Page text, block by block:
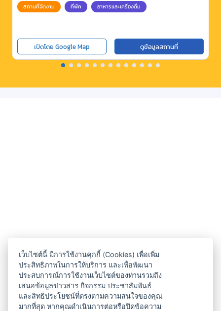
สถานที่จัดงาน ที่พัก อาหารและเครื่องดื่ม
เปิดโดย Google Map ดูข้อมูลสถานที่
เว็บไซต์นี้ มีการใช้งานคุกกี้ (Cookies) เพื่อเพิ่ม
ประสิทธิภาพในการให้บริการ และเพื่อพัฒนา
ประสบการณ์การใช้งานเว็บไซต์ของท่านรวมถึง
เสนอข้อมูลข่าวสาร กิจกรรม ประชาสัมพันธ์
และสิทธิประโยชน์ที่ตรงตามความสนใจของคุณ
มากที่สุด หากคุณดำเนินการต่อหรือปิดข้อความ